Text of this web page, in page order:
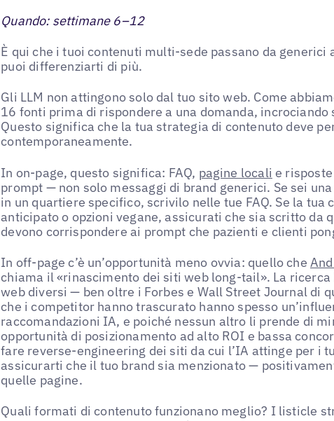
Quando: settimane 6–12
È qui che i tuoi contenuti multi-sede passano da generici
puoi differenziarti di più.
Gli LLM non attingono solo dal tuo sito web. Come
16 fonti prima di rispondere a una domanda, incrociando
Questo significa che la tua strategia di contenuto deve
contemporaneamente.
In on-page, questo significa: FAQ, pagine locali e
prompt — non solo messaggi di brand generici. Se sei
in un quartiere specifico, scrivilo nelle tue FAQ. Se la tua
anticipato o opzioni vegane, assicurati che sia scritto da
devono corrispondere ai prompt che pazienti e clienti
In off-page c’è un’opportunità meno ovvia: quello che
chiama il «rinascimento dei siti web long-tail». La
web diversi — ben oltre i Forbes e Wall Street Journal di
che i competitor hanno trascurato hanno spesso
raccomandazioni IA, e poiché nessun altro li prende di
opportunità di posizionamento ad alto ROI e bassa
fare reverse-engineering dei siti da cui l’IA attinge per i
assicurarti che il tuo brand sia menzionato —
quelle pagine.
Quali formati di contenuto funzionano meglio? I listicle